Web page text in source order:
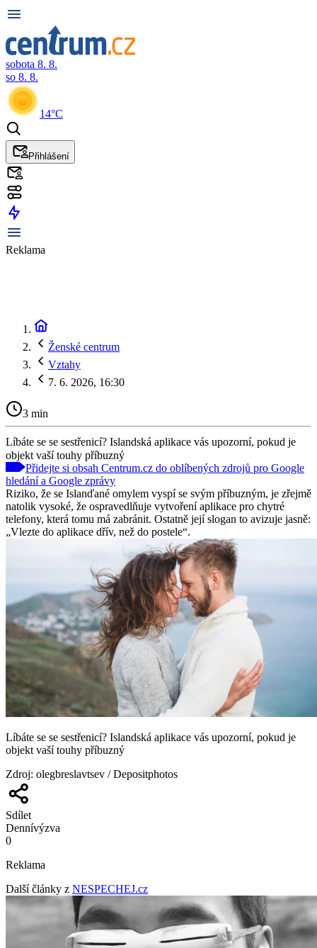
sobota 8. 8.
so 8. 8.
14°C
Přihlášení
Reklama
Ženské centrum
Vztahy
7. 6. 2026, 16:30
3 min
Líbáte se se sestřenicí? Islandská aplikace vás upozorní, pokud je
objekt vaší touhy příbuzný
Přidejte si obsah Centrum.cz do oblíbených zdrojů pro Google
hledání a Google zprávy
Riziko, že se Islanďané omylem vyspí se svým příbuzným, je zřejmě
natolik vysoké, že ospravedlňuje vytvoření aplikace pro chytré
telefony, která tomu má zabránit. Ostatně její slogan to avizuje jasně:
„Vlezte do aplikace dřív, než do postele“.
Líbáte se se sestřenicí? Islandská aplikace vás upozorní, pokud je
objekt vaší touhy příbuzný
Zdroj: olegbreslavtsev / Depositphotos
Sdílet
Dennívýzva
0
Reklama
Další články z NESPECHEJ.cz